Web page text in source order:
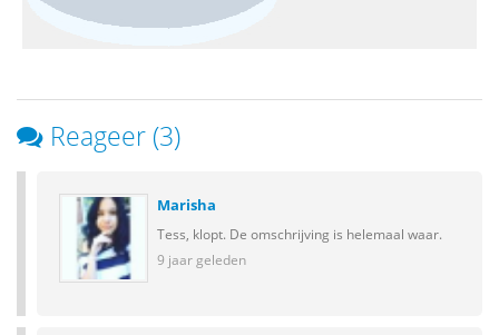
Reageer (3)
Marisha
Tess, klopt. De omschrijving is helemaal waar.
9 jaar geleden